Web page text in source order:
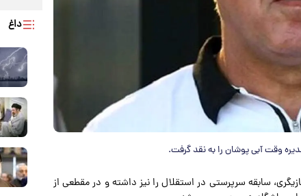
وقت آبی پوشان را به نقد گرفت.
سابقه سرپرستی در استقلال را نیز داشته و در مقطعی از
داغ